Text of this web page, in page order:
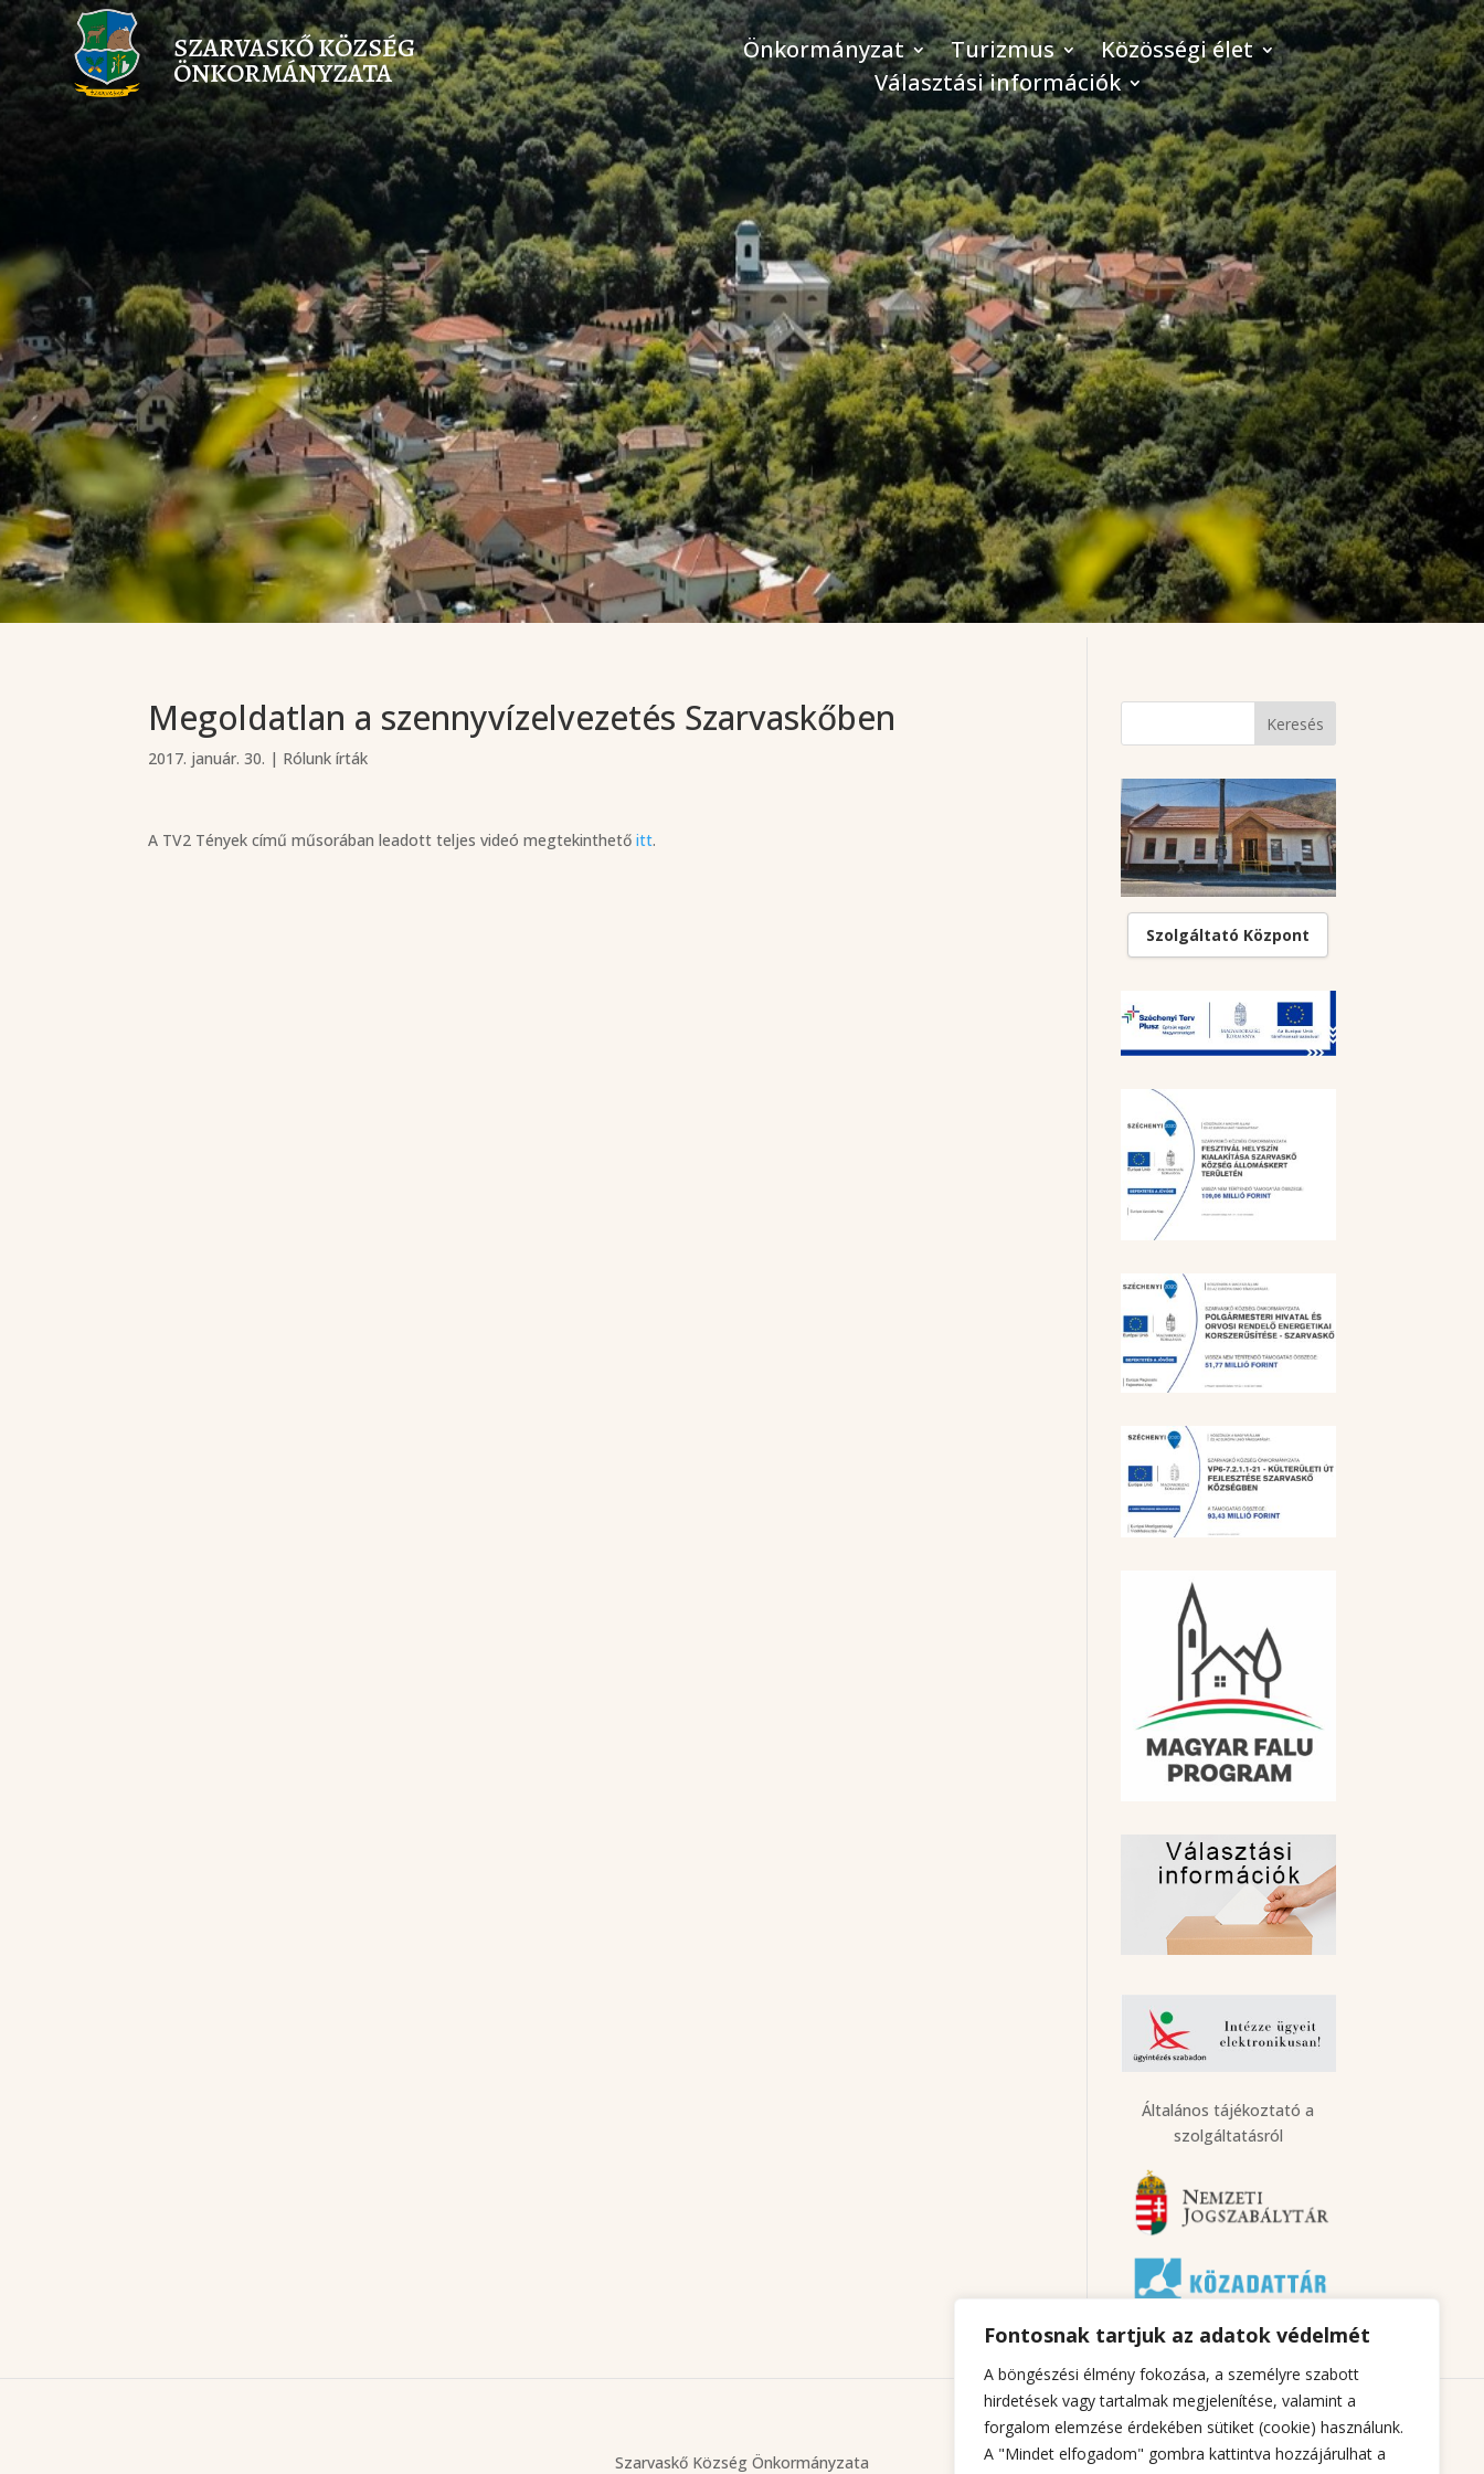
Fontosnak tartjuk az adatok védelmét
A böngészési élmény fokozása, a személyre szabott
hirdetések vagy tartalmak megjelenítése, valamint a
forgalom elemzése érdekében sütiket (cookie) használunk.
A "Mindet elfogadom" gombra kattintva hozzájárulhat a
SZARVASKŐ KÖZSÉG
ÖNKORMÁNYZATA
Önkormányzat Turizmus
Közösségi élet
Választási információk
Megoldatlan a szennyvízelvezetés Szarvaskőben
2017. január. 30. | Rólunk írták
A TV2 Tények című műsorában leadott teljes videó megtekinthetőitt.
Szolgáltató Központ
Általános tájékoztató a
szolgáltatásról
Szarvaskő Község Önkormányzata